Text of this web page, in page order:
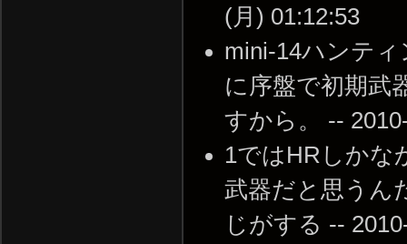
(月) 01:12:53
mini-14ハンテ
に序盤で初期武
すから。 --
1ではHRしかな
武器だと思うん
じがする --